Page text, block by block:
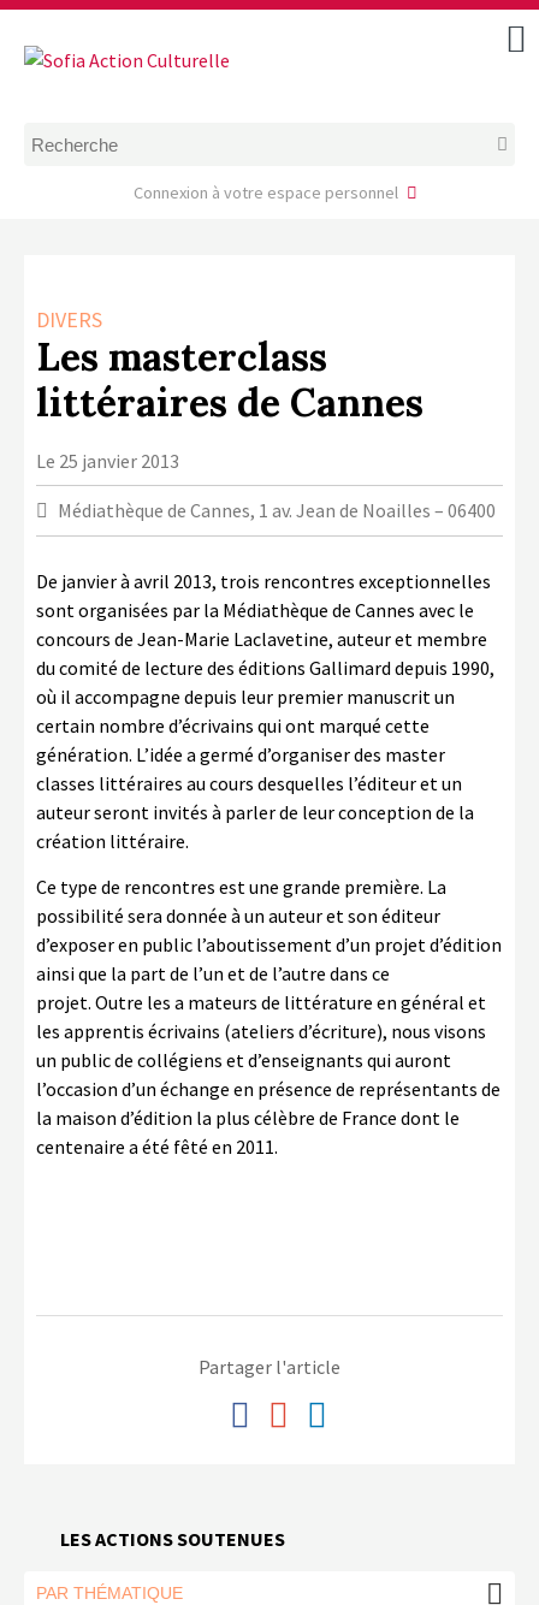
RÈGLEMENT
AUTEUR/PORTEUR DE
PROJET
NUMÉRIQUE
LA CULTURE AVEC LA COPIE
PRIVÉE
RAPPORT 2019 DE L’ACTION
CULTURELLE
CONTACTS
Connexion à votre espace personnel
DIVERS
Les masterclass
littéraires de Cannes
Le 25 janvier 2013
Médiathèque de Cannes, 1 av. Jean de Noailles – 06400
De janvier à avril 2013, trois rencontres exceptionnelles
sont organisées par la Médiathèque de Cannes avec le
concours de Jean-Marie Laclavetine, auteur et membre
du comité de lecture des éditions Gallimard depuis 1990,
où il accompagne depuis leur premier manuscrit un
certain nombre d’écrivains qui ont marqué cette
génération. L’idée a germé d’organiser des master
classes littéraires au cours desquelles l’éditeur et un
auteur seront invités à parler de leur conception de la
création littéraire.
Ce type de rencontres est une grande première. La
possibilité sera donnée à un auteur et son éditeur
d’exposer en public l’aboutissement d’un projet d’édition
ainsi que la part de l’un et de l’autre dans ce
projet. Outre les a mateurs de littérature en général et
les apprentis écrivains (ateliers d’écriture), nous visons
un public de collégiens et d’enseignants qui auront
l’occasion d’un échange en présence de représentants de
la maison d’édition la plus célèbre de France dont le
centenaire a été fêté en 2011.
Partager l'article
LES ACTIONS SOUTENUES